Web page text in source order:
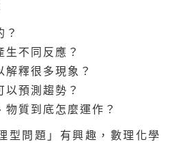
？
生不同反應？
解釋很多現象？
以預測趨勢？
物質到底怎麼運作？
型問題」有興趣，數理化學